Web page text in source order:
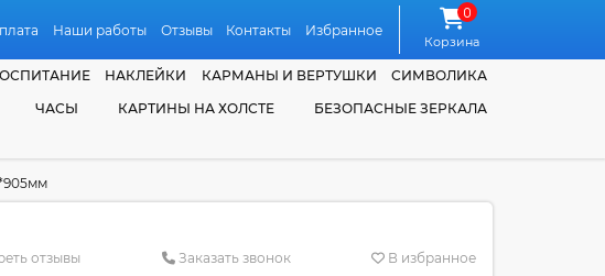
Наши работы Отзывы Контакты Избранное
0
Корзина
НАКЛЕЙКИ КАРМАНЫ И ВЕРТУШКИ
СИМВОЛИКА
ЧАСЫ КАРТИНЫ НА ХОЛСТЕ
БЕЗОПАСНЫЕ ЗЕРКАЛА
отзывы Заказать звонок В избранное